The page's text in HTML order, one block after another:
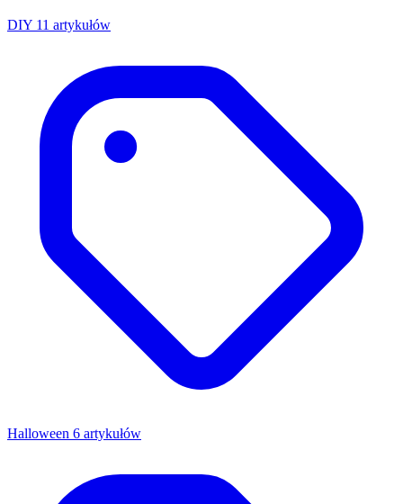
DIY 11 artykułów
Halloween 6 artykułów